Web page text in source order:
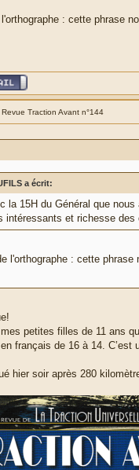
: cette phrase
Revue Traction Avant n°144
a écrit:
la 15H du Général que
intéressants et richesse des
l'orthographe : cette
petites filles de 11 ans
français de 16 à 14. C’est
hier soir après 280